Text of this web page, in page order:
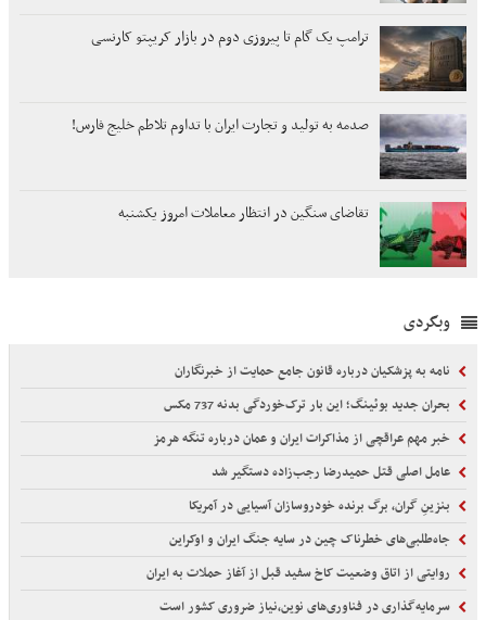
ترامپ یک گام تا پیروزی دوم در بازار کریپتو کارنسی
صدمه به تولید و تجارت ایران با تداوم تلاطم خلیج فارس!
تقاضای سنگین در انتظار معاملات امروز یکشنبه
وبگردی
نامه به پزشکیان درباره قانون جامع حمایت از خبرنگاران
بحران جدید بوئینگ؛ این بار ترک‌خوردگی بدنه 737 مکس
خبر مهم عراقچی از مذاکرات ایران و عمان درباره تنگه هرمز
عامل اصلی قتل حمیدرضا رجب‌زاده دستگیر شد
بنزینِ گران، برگ برنده خودروسازان آسیایی در آمریکا
جاه‌طلبی‌های خطرناک چین در سایه جنگ‌ ایران و اوکراین
روایتی از اتاق وضعیت کاخ سفید قبل از آغاز حملات به ایران
سرمایه‌گذاری در فناوری‌های نوین،نیاز ضروری کشور است